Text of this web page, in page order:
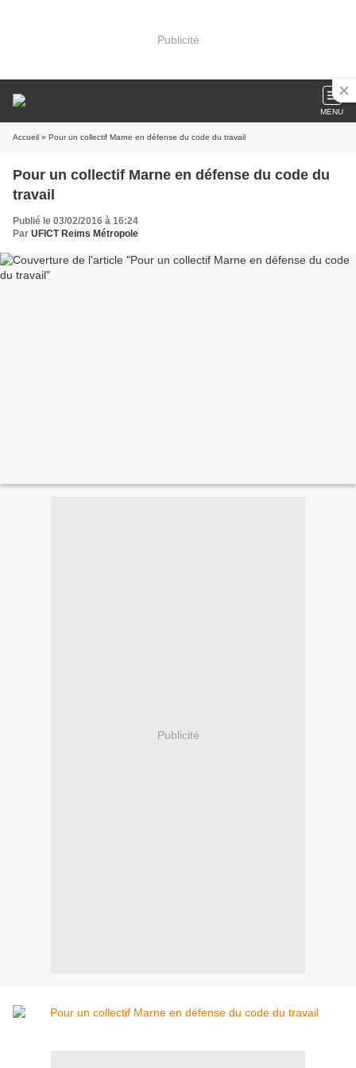
Publicité
MENU
Accueil » Pour un collectif Marne en défense du code du travail
Pour un collectif Marne en défense du code du
travail
Publié le 03/02/2016 à 16:24
Par UFICT Reims Métropole
Publicité